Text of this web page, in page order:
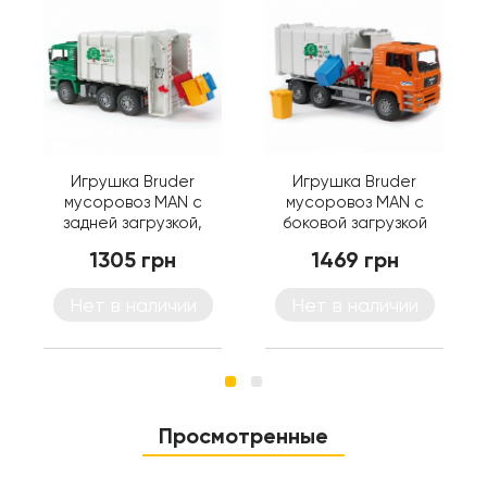
Игрушка Bruder
мусоровоз MAN с
задней загрузкой,
1305 грн
Игрушка Bruder
мусоровоз MAN с
боковой загрузкой
1469 грн
Просмотренные